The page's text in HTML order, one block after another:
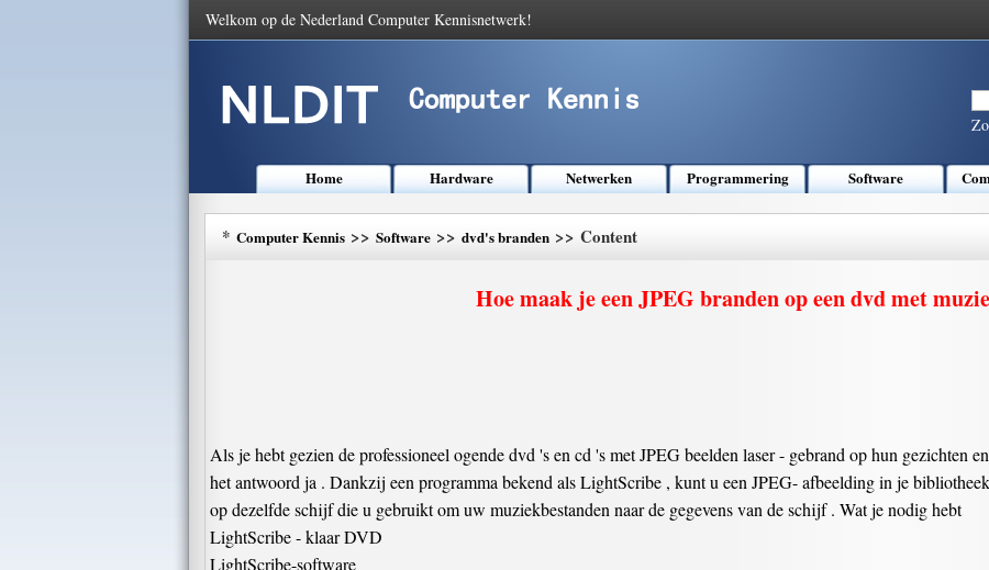
Welkom op de Nederland Computer Kennisnetwerk!
Home Hardware Netwerken Programmering Software
* Computer Kennis >> Software >> dvd's branden >> Content
Hoe maak je een JPEG branden op een dvd met
Als je hebt gezien de professioneel ogende dvd 's en cd 's met JPEG beelden laser - gebrand op hun gezichten
het antwoord ja . Dankzij een programma bekend als LightScribe , kunt u een JPEG- afbeelding in je
op dezelfde schijf die u gebruikt om uw muziekbestanden naar de gegevens van de schijf . Wat je nodig hebt
LightScribe - klaar DVD
LightScribe-software